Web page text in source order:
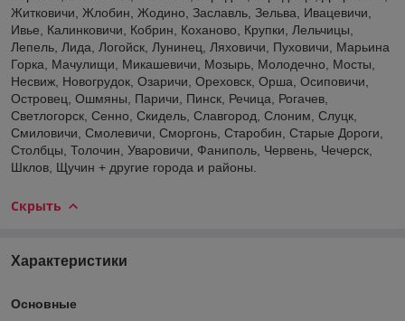
Житковичи, Жлобин, Жодино, Заславль, Зельва, Ивацевичи,
Ивье, Калинковичи, Кобрин, Коханово, Крупки, Лельчицы,
Лепель, Лида, Логойск, Лунинец, Ляховичи, Пуховичи, Марьина
Горка, Мачулищи, Микашевичи, Мозырь, Молодечно, Мосты,
Несвиж, Новогрудок, Озаричи, Ореховск, Орша, Осиповичи,
Островец, Ошмяны, Паричи, Пинск, Речица, Рогачев,
Светлогорск, Сенно, Скидель, Славгород, Слоним, Слуцк,
Смиловичи, Смолевичи, Сморгонь, Старобин, Старые Дороги,
Столбцы, Толочин, Уваровичи, Фаниполь, Червень, Чечерск,
Шклов, Щучин + другие города и районы.
Скрыть
Характеристики
Основные